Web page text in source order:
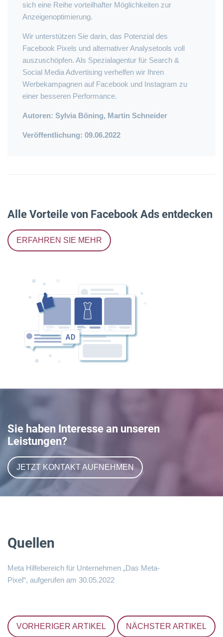
sich eine Reihe vorteilhafter Möglichkeiten zur
Anzeigenoptimierung.
Wir unterstützen Sie darin, das Potenzial des
Facebook Pixels und alternativer Analysetools voll
auszuschöpfen. Als Spezialagentur für Search &
Social Media Advertising verhelfen wir Ihren
Werbekampagnen auf Facebook und Instagram zu
einer besseren Performance.
Autoren: Sylvia Böning, Martin Schneider
Veröffentlichung: 09.06.2022
Alle Vorteile von Facebook Ads entdecken
ERFAHREN SIE MEHR
Sie haben Interesse an unseren
Leistungen?
JETZT KONTAKT AUFNEHMEN
Quellen
Meta Hilfebereich für Unternehmen „Das Meta-
Pixel“, aufgerufen am 30.05.2022
VORHERIGER ARTIKEL NÄCHSTER ARTIKEL